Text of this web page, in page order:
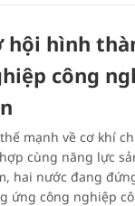
hội hình
công
mạnh về cơ khí
cùng năng lực
hai nước đang
ứng công nghiệp